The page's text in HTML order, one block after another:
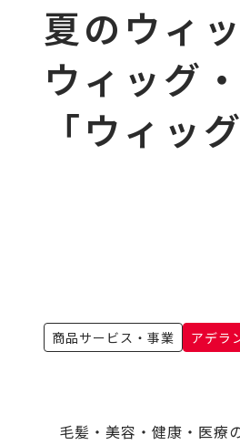
夏のウィ
ウィッグ
「ウィッ
商品サービス・事業 アデラ
毛髪・美容・健康・医療